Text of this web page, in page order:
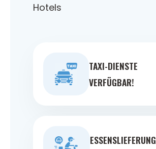
Hotels
TAXI-DIENSTE
VERFÜGBAR!
ESSENSLIEFERUNG